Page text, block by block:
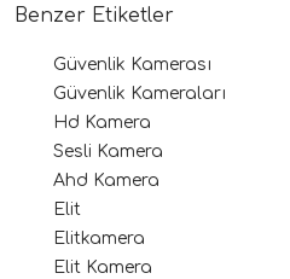
Benzer Etiketler
Güvenlik Kamerası
Güvenlik Kameraları
Hd Kamera
Sesli Kamera
Ahd Kamera
Elit
Elitkamera
Elit Kamera